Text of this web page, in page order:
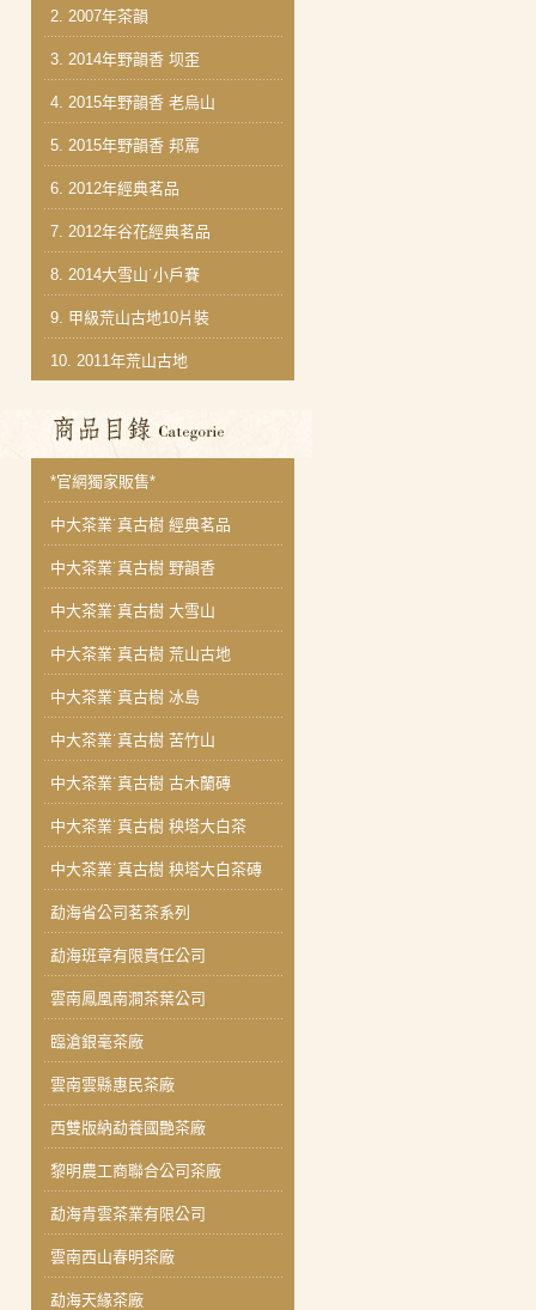
2. 2007年茶韻
3. 2014年野韻香 坝歪
4. 2015年野韻香 老烏山
5. 2015年野韻香 邦罵
6. 2012年經典茗品
7. 2012年谷花經典茗品
8. 2014大雪山˙小戶賽
9. 甲級荒山古地10片裝
10. 2011年荒山古地
商品分類目錄
*官網獨家販售*
中大茶業˙真古樹 經典茗品
中大茶業˙真古樹 野韻香
中大茶業˙真古樹 大雪山
中大茶業˙真古樹 荒山古地
中大茶業˙真古樹 冰島
中大茶業˙真古樹 苦竹山
中大茶業˙真古樹 古木蘭磚
中大茶業˙真古樹 秧塔大白茶
中大茶業˙真古樹 秧塔大白茶磚
勐海省公司茗茶系列
勐海班章有限責任公司
雲南鳳凰南澗茶葉公司
臨滄銀毫茶廠
雲南雲縣惠民茶廠
西雙版納勐養國艷茶廠
黎明農工商聯合公司茶廠
勐海青雲茶業有限公司
雲南西山春明茶廠
勐海天緣茶廠